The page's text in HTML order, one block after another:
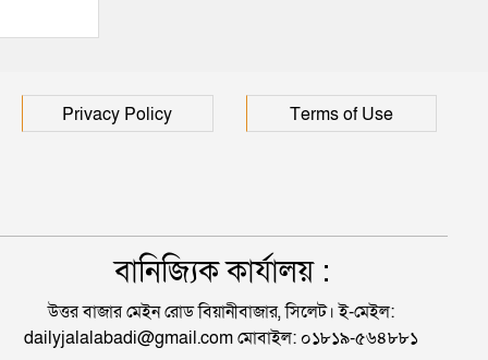
Privacy Policy Terms of Use
বানিজ্যিক কার্যালয় :
উত্তর বাজার মেইন রোড বিয়ানীবাজার, সিলেট। ই-মেইল:
dailyjalalabadi@gmail.com মোবাইল: ০১৮১৯-৫৬৪৮৮১